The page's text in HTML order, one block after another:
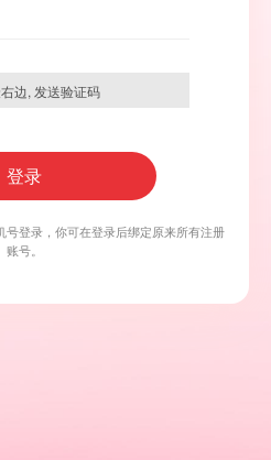
边, 发送验证码
登录
登录，你可在登录后绑定原来所有注册
账号。